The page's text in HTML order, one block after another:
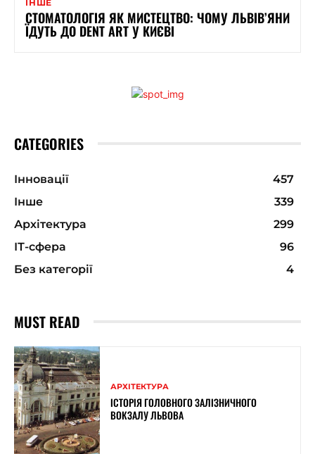
ІНШЕ
СТОМАТОЛОГІЯ ЯК МИСТЕЦТВО: ЧОМУ ЛЬВІВ’ЯНИ
ЇДУТЬ ДО DENT ART У КИЄВІ
CATEGORIES
Інновації
457
Інше
339
Архітектура
299
ІТ-сфера
96
Без категорії
4
MUST READ
АРХІТЕКТУРА
ІСТОРІЯ ГОЛОВНОГО ЗАЛІЗНИЧНОГО
ВОКЗАЛУ ЛЬВОВА